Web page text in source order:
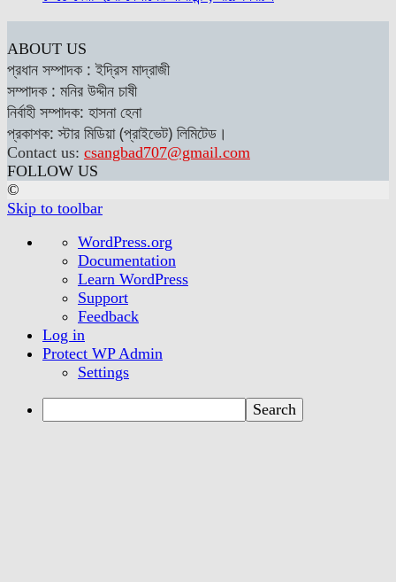
ABOUT US
প্রধান সম্পাদক : ইদ্রিস মাদ্রাজী
সম্পাদক : মনির উদ্দীন চাষী
নির্বাহী সম্পাদক: হাসনা হেনা
প্রকাশক: স্টার মিডিয়া (প্রাইভেট) লিমিটেড।
Contact us: csangbad707@gmail.com
FOLLOW US
©
Skip to toolbar
About
WordPress
WordPress.org
Documentation
Learn WordPress
Support
Feedback
Log in
Protect WP Admin
Settings
Search